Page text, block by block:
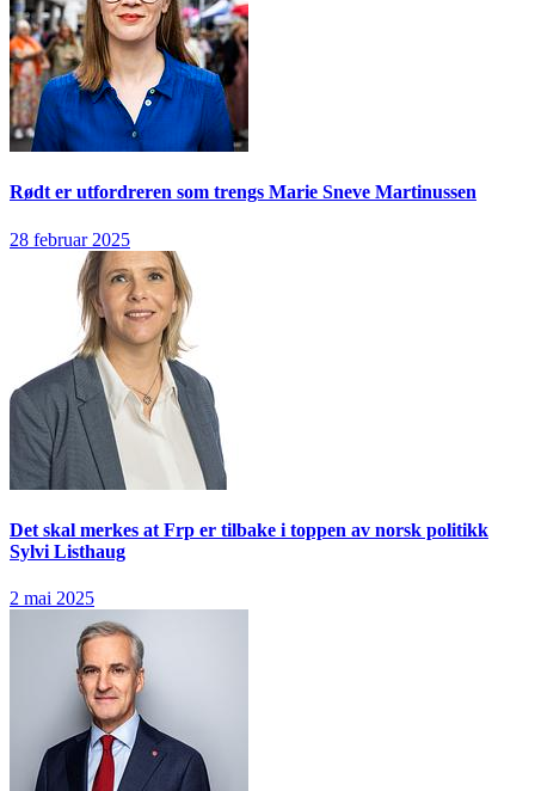
Rødt er utfordreren som trengs Marie Sneve Martinussen
28 februar 2025
Det skal merkes at Frp er tilbake i toppen av norsk politikk
Sylvi Listhaug
2 mai 2025